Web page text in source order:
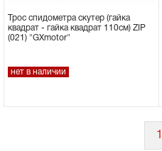
Трос спидометра скутер (гайка
квадрат - гайка квадрат 110см) ZIP
(021) "GXmotor"
нет в наличии
1